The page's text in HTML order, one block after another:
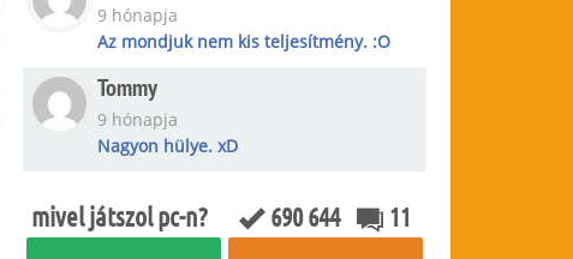
9 hónapja
Az mondjuk nem kis teljesítmény. :O
Tommy
9 hónapja
Nagyon hülye. xD
mivel játszol pc-n? 690 644 11